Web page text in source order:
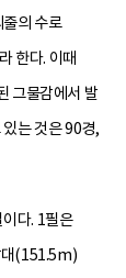
줄의 수로
한다. 이때
그물감에서 발
는 것은 90경,
다. 1필은
대(151.5m)